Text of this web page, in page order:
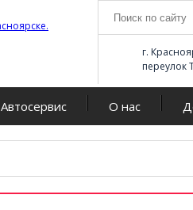
г.
переулок
Автосервис О нас